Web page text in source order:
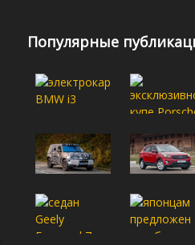
Популярные